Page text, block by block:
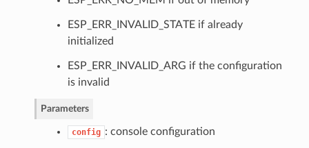
ESP_ERR_INVALID_STATE if already
initialized
ESP_ERR_INVALID_ARG if the configuration
is invalid
Parameters
config : console configuration